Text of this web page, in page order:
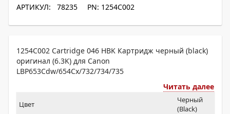
АРТИКУЛ: 78235 PN: 1254C002
1254C002 Cartridge 046 HBK Картридж черный (black)
оригинал (6.3K) для Canon
LBP653Cdw/654Cx/732/734/735
Читать далее
Цвет
Черный
(Black)